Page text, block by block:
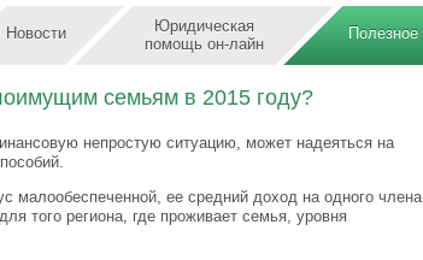
Новости
Юридическая
помощь он-лайн
Полезное
семьям в 2015 году?
непростую ситуацию, может надеяться на
малообеспеченной, ее средний доход на одного члена
того региона, где проживает семья, уровня